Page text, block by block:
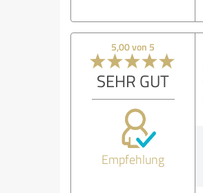
5,00 von 5
SEHR GUT
Empfehlung